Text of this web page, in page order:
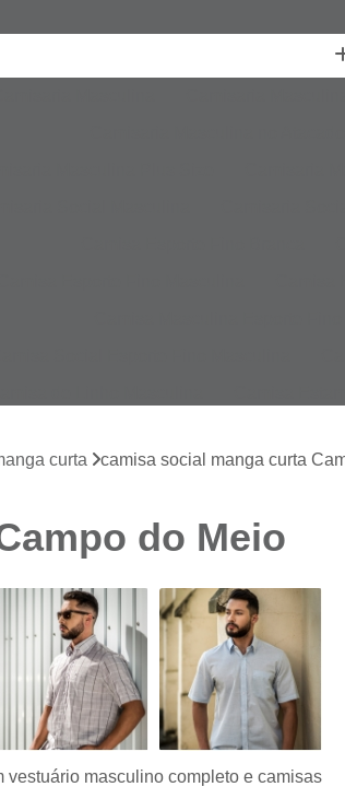
Masculina
Camisa Masculina
Branca Plus Size
Camisa Jeans
Camisa Social Branca Plus Size
Camisa Social Plus Size
Xadrez Masculina Plus Size
Masculina Manga Curta Slim Fit
Slim Fit
curta camisa social manga curta
do Meio
masculino completo e camisas